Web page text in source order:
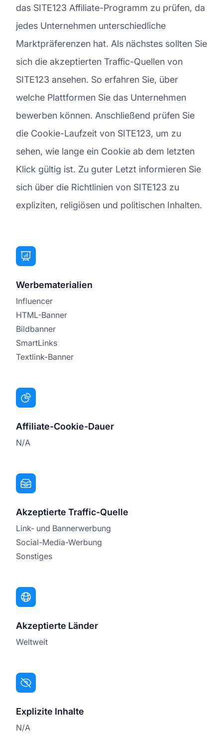
das SITE123 Affiliate-Programm zu prüfen, da
jedes Unternehmen unterschiedliche
Marktpräferenzen hat. Als nächstes sollten Sie
sich die akzeptierten Traffic-Quellen von
SITE123 ansehen. So erfahren Sie, über
welche Plattformen Sie das Unternehmen
bewerben können. Anschließend prüfen Sie
die Cookie-Laufzeit von SITE123, um zu
sehen, wie lange ein Cookie ab dem letzten
Klick gültig ist. Zu guter Letzt informieren Sie
sich über die Richtlinien von SITE123 zu
expliziten, religiösen und politischen Inhalten.
Werbematerialien
Influencer
HTML-Banner
Bildbanner
SmartLinks
Textlink-Banner
Affiliate-Cookie-Dauer
N/A
Akzeptierte Traffic-Quelle
Link- und Bannerwerbung
Social-Media-Werbung
Sonstiges
Akzeptierte Länder
Weltweit
Explizite Inhalte
N/A